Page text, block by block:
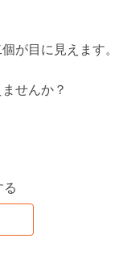
が目に見えます。
せんか？
る